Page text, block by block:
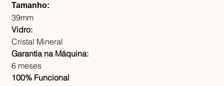
Tamanho:
39mm
Vidro:
Cristal Mineral
Garantia na Máquina:
6 meses
100% Funcional